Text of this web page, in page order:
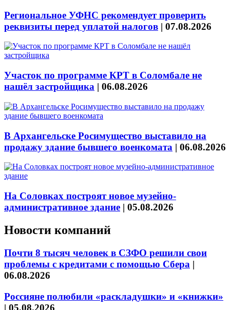
Региональное УФНС рекомендует проверить
реквизиты перед уплатой налогов | 07.08.2026
Участок по программе КРТ в Соломбале не
нашёл застройщика | 06.08.2026
В Архангельске Росимущество выставило на
продажу здание бывшего военкомата | 06.08.2026
На Соловках построят новое музейно-
административное здание | 05.08.2026
Новости компаний
Почти 8 тысяч человек в СЗФО решили свои
проблемы с кредитами с помощью Сбера |
06.08.2026
Россияне полюбили «раскладушки» и «книжки»
| 05.08.2026